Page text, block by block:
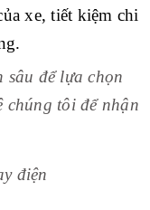
xe, tiết kiệm chi
sâu để lựa chọn
chúng tôi để nhận
điện